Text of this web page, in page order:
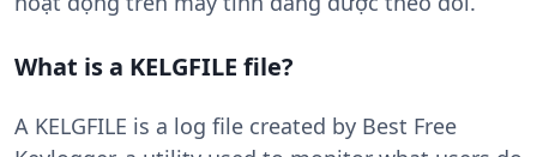
What is a KELGFILE file?
A KELGFILE is a log file created by Best Free